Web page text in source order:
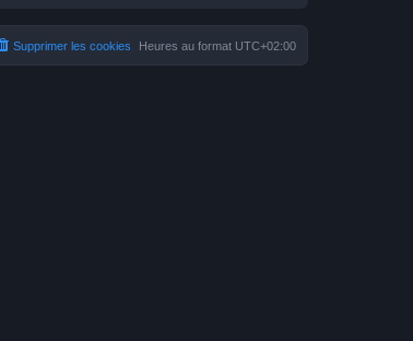
Heures au format UTC+02:00
Supprimer les cookies